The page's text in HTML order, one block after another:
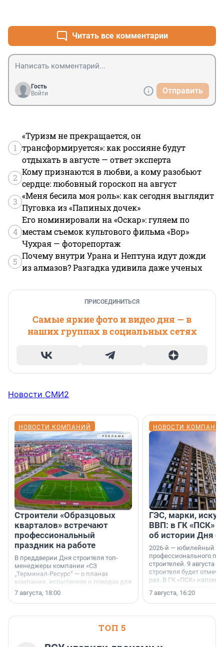
Читать все комментарии
Гость
Войти
Отправить
1
«Туризм не прекращается, он
трансформируется»: как россияне будут
отдыхать в августе — ответ эксперта
2
Кому признаются в любви, а кому разобьют
сердце: любовный гороскоп на август
3
«Меня бесила моя роль»: как сегодня выглядит
Пуговка из «Папиных дочек»
4
Его номинировали на «Оскар»: гуляем по
местам съемок культового фильма «Вор»
Чухрая — фоторепортаж
5
Почему внутри Урана и Нептуна идут дожди
из алмазов? Разгадка удивила даже ученых
ПРИСОЕДИНИТЬСЯ
Самые яркие фото и видео дня — в
наших группах в социальных сетях
Новости СМИ2
НОВОСТИ КОМПАНИЙ
Строители «Образцовых
кварталов» встречают
профессиональный
праздник на работе
В преддверии Дня строителя топ-
менеджеры компании «СЗ
„Терминал-Ресурс“ — о планах
компании, испытаниях и поводах для
осторожного оптимизма.
7 августа, 18:00
НОВОСТИ
ГЭС, марки,
ВВП: в ГК «ПСК»
об истории Дня
2026-й — юбилейный
профессионального
строителей. 9 августа
строителя будет
раз. В ГК «ПСК»
поменялась роль
7 августа, 16:20
ТОП 5